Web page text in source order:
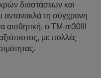
διαστάσεων και
αντανακλά τη σύγχρονη
αισθητική, ο TM-m30III
με πολλές